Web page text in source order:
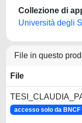
Collezione di
Università degli
File in questo
File
accesso solo da BNCF